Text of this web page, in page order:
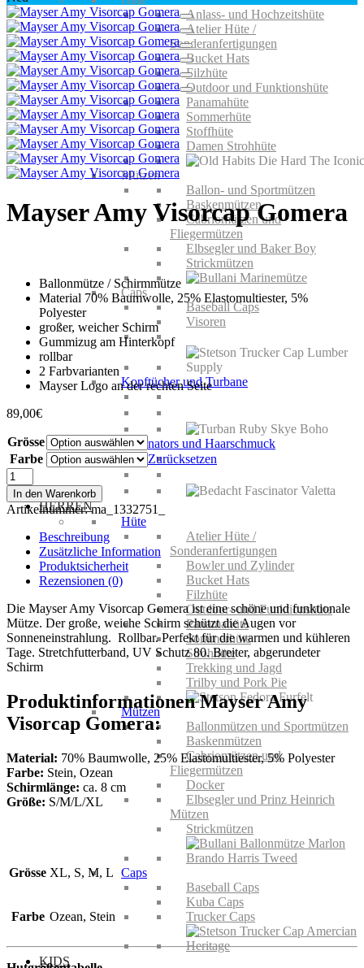
Anlass- und Hochzeitshüte
Atelier Hüte /
Sonderanfertigungen
Bucket Hats
Filzhüte
Outdoor und Funktionshüte
Panamahüte
Sommerhüte
Stoffhüte
Damen Strohhüte
Mützen
Ballon- und Sportmützen
Baskenmützen
Cabriomützen und
Fliegermützen
Elbsegler und Baker Boy
Strickmützen
Caps
Baseball Caps
Visoren
Kopftücher und Turbane
Fascinators und Haarschmuck
HERREN
Hüte
Atelier Hüte /
Sonderanfertigungen
Bowler und Zylinder
Bucket Hats
Filzhüte
Outdoor- und Funktionshüte
Panamahüte
Sommerhüte
Strohhüte
Trekking und Jagd
Trilby und Pork Pie
Mützen
Ballonmützen und Sportmützen
Baskenmützen
Cabriomützen und
Fliegermützen
Docker
Elbsegler und Prinz Heinrich
Mützen
Strickmützen
Caps
Baseball Caps
Kuba Caps
Trucker Caps
KIDS
Mayser Amy Visorcap Gomera
Ballonmütze / Schirmmütze
Material 70% Baumwolle, 25% Elastomultiester, 5%
Polyester
großer, weicher Schirm
Gummizug am Hinterkopf
rollbar
2 Farbvarianten
Mayser Logo an der rechten Seite
89,00€
Grösse
Farbe
Zurücksetzen
Mayser
Amy
Visorcap
Gomera
Menge
In den Warenkorb
Artikelnummer:ma_1332751_
Beschreibung
Zusätzliche Information
Produktsicherheit
Rezensionen (0)
Die Mayser Amy Visorcap Gomera ist eine schöne und funktionale
Mütze. Der große, weiche Schirm schützt die Augen vor
Sonneneinstrahlung. Rollbar. Perfekt für die warmen und kühleren
Tage. Stretchfutterband, UV Schutz 80. Breiter, abgerundeter
Schirm
Produktinformationen Mayser Amy
Visorcap Gomera:
Material: 70% Baumwolle, 25% Elastomultiester, 5% Polyester
Farbe: Stein, Ozean
Schirmlänge: ca. 8 cm
Größe: S/M/L/XL
Grösse XL, S, M, L
Farbe Ozean, Stein